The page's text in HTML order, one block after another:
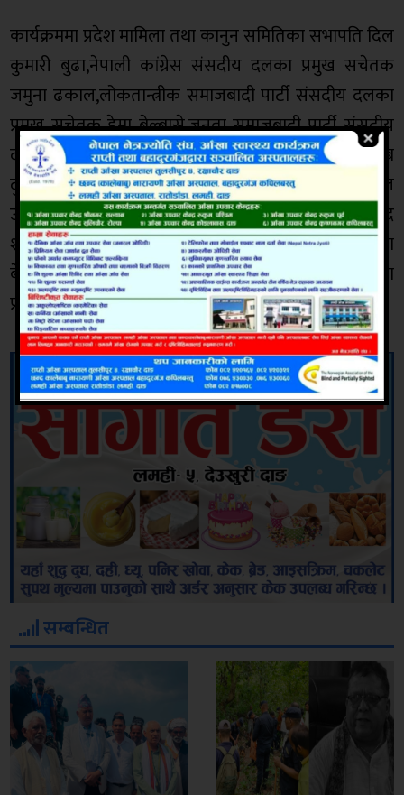
कार्यक्रममा प्रदेश मामिला तथा कानुन समितिका सभापति दिल
कुमारी बुढा,नेपाली कांग्रेस संसदीय दलका प्रमुख सचेतक
जमुना ढकाल,लोकतान्त्रीक समाजबादी पार्टी संसदीय दलका
प्रमुख सचेतक हेमा बेल्बासे,जनता समाजबादी पार्टी संसदीय
दलको नेता भण्डारीलाल अहिर,लुम्बिनी प्रदेश सभा सचिब
दुर्लभकुमार पुन,उपन्यायाधीबक्ता चन्द्रबहादुर सिंजाली,नेपाल
उद्योग बाणिज्य महासंघ लुम्बिनी प्रदेशका अध्यक्ष कृष्णप्रसाद
शर्मा ,गैरसरकारी संस्था महासंघ लुम्बिनी प्रदेश अध्यक्ष सुशिला
बेल्बासे लगायत उद्योगी व्यवसायीहरु,नागरिक समाजका
प्रतिनिधि एवम् संचारकर्मीहरुको सहभागीता रहेको थियो ।
सम्बन्धित